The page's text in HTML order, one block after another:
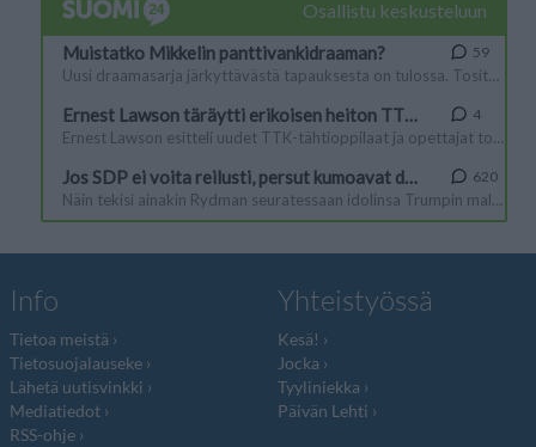
Info
Tietoa meistä
Tietosuojalauseke
Lähetä uutisvinkki
Mediatiedot
RSS-ohje
Yhteistyössä
Kesä!
Jocka
Tyyliniekka
Päivän Lehti